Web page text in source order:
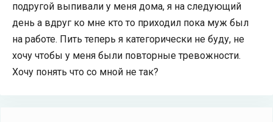
подругой выпивали у меня дома, я на следующий
день а вдруг ко мне кто то приходил пока муж был
на работе. Пить теперь я категорически не буду, не
хочу чтобы у меня были повторные тревожности.
Хочу понять что со мной не так?